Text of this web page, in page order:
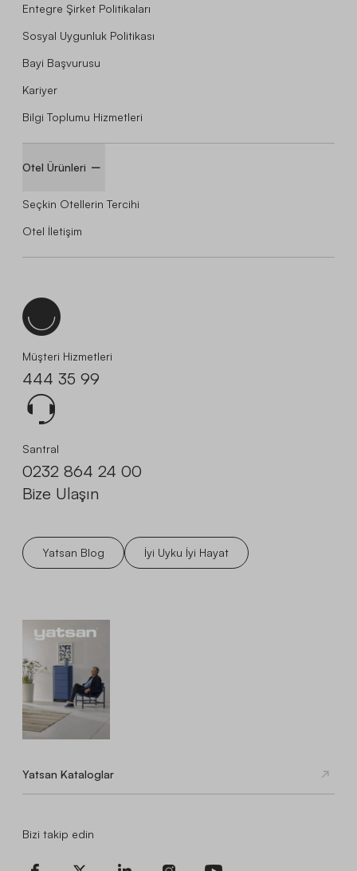
Entegre Şirket Politikaları
Sosyal Uygunluk Politikası
Bayi Başvurusu
Kariyer
Bilgi Toplumu Hizmetleri
Otel Ürünleri
Seçkin Otellerin Tercihi
Otel İletişim
Müşteri Hizmetleri
444 35 99
Santral
0232 864 24 00
Bize Ulaşın
Yatsan Blog İyi Uyku İyi Hayat
Yatsan Kataloglar
Bizi takip edin